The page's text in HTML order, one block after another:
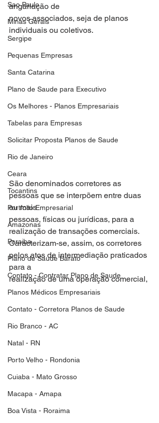
Sao Paulo
Minas Gerais
Sergipe
Pequenas Empresas
Santa Catarina
Plano de Saude para Executivo
Os Melhores - Planos Empresariais
Tabelas para Empresas
Solicitar Proposta Planos de Saude
Rio de Janeiro
Ceara
Tocantins
Portfolio Empresarial
Amazonas
Paraiba
Plano de Saude Barato
Contato - Contratar Plano de Saude
Planos Médicos Empresariais
Contato - Corretora Planos de Saude
Rio Branco - AC
Natal - RN
Porto Velho - Rondonia
Cuiaba - Mato Grosso
Macapa - Amapa
Boa Vista - Roraima
angariação de
novos associados, seja de planos
individuais ou coletivos.
São denominados corretores as
pessoas que se interpõem entre duas
ou mais
pessoas, físicas ou jurídicas, para a
realização de transações comerciais.
Caracterizam-se, assim, os corretores
pelos atos de intermediação praticados
para a
realização de uma operação comercial,